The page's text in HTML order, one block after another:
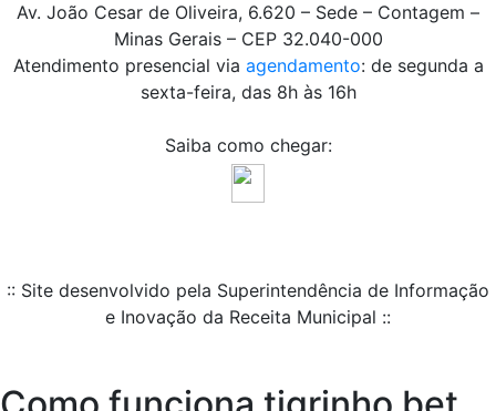
Av. João Cesar de Oliveira, 6.620 – Sede – Contagem –
Minas Gerais – CEP 32.040-000
Atendimento presencial via agendamento: de segunda a
sexta-feira, das 8h às 16h
Saiba como chegar:
:: Site desenvolvido pela Superintendência de Informação
e Inovação da Receita Municipal ::